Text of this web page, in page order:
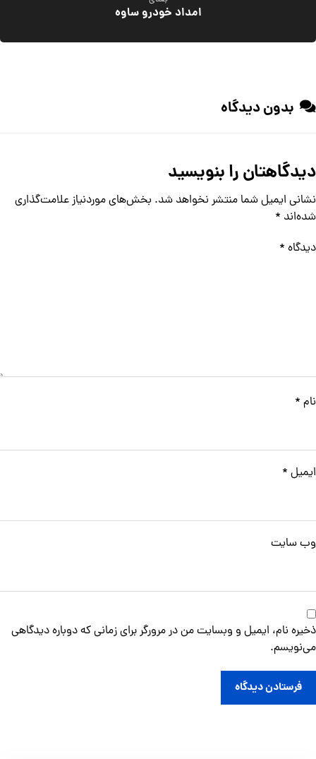
امداد خودرو ساوه
بدون دیدگاه
دیدگاهتان را بنویسید
نشانی ایمیل شما منتشر نخواهد شد. بخش‌های موردنیاز علامت‌گذاری
شده‌اند *
دیدگاه *
نام *
ایمیل *
وب‌ سایت
ذخیره نام، ایمیل و وبسایت من در مرورگر برای زمانی که دوباره دیدگاهی
می‌نویسم.
فرستادن دیدگاه